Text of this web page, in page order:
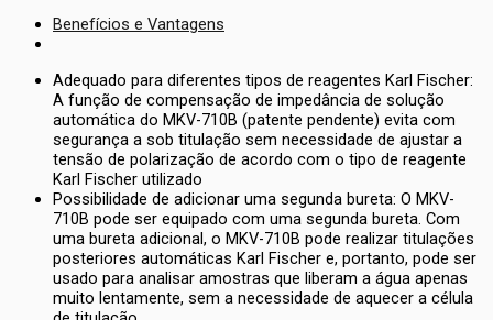
Benefícios e Vantagens
Adequado para diferentes tipos de reagentes Karl Fischer:
A função de compensação de impedância de solução
automática do MKV-710B (patente pendente) evita com
segurança a sob titulação sem necessidade de ajustar a
tensão de polarização de acordo com o tipo de reagente
Karl Fischer utilizado
Possibilidade de adicionar uma segunda bureta: O MKV-
710B pode ser equipado com uma segunda bureta. Com
uma bureta adicional, o MKV-710B pode realizar titulações
posteriores automáticas Karl Fischer e, portanto, pode ser
usado para analisar amostras que liberam a água apenas
muito lentamente, sem a necessidade de aquecer a célula